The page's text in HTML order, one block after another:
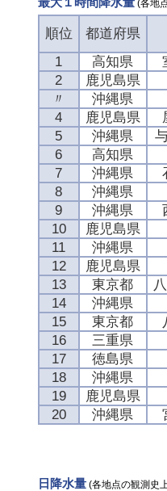
(各地
順位 都道府県
1
高知県
2
鹿児島県
〃
沖縄県
4
鹿児島県
5
沖縄県
6
高知県
7
沖縄県
8
沖縄県
9
沖縄県
10
鹿児島県
11
沖縄県
12
鹿児島県
13
東京都
14
沖縄県
15
東京都
16
三重県
17
徳島県
18
沖縄県
19
鹿児島県
20
沖縄県
日降水量(各地点の観測史